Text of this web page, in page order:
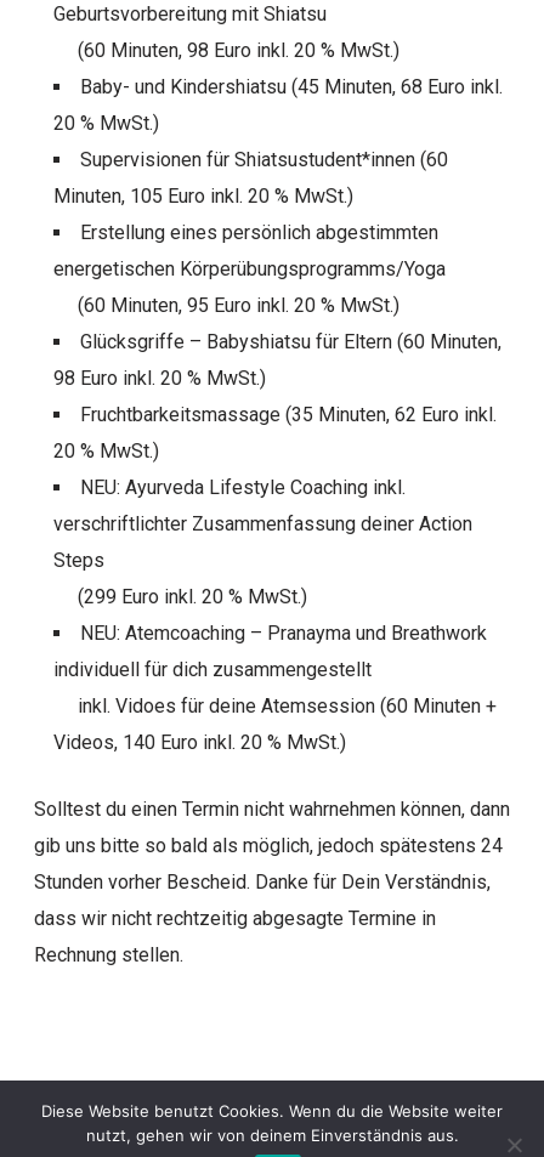
Geburtsvorbereitung mit Shiatsu
(60 Minuten, 98 Euro inkl. 20 % MwSt.)
Baby- und Kindershiatsu (45 Minuten, 68 Euro inkl.
20 % MwSt.)
Supervisionen für Shiatsustudent*innen (60
Minuten, 105 Euro inkl. 20 % MwSt.)
Erstellung eines persönlich abgestimmten
energetischen Körperübungsprogramms/Yoga
(60 Minuten, 95 Euro inkl. 20 % MwSt.)
Glücksgriffe – Babyshiatsu für Eltern (60 Minuten,
98 Euro inkl. 20 % MwSt.)
Fruchtbarkeitsmassage (35 Minuten, 62 Euro inkl.
20 % MwSt.)
NEU: Ayurveda Lifestyle Coaching inkl.
verschriftlichter Zusammenfassung deiner Action
Steps
(299 Euro inkl. 20 % MwSt.)
NEU: Atemcoaching – Pranayma und Breathwork
individuell für dich zusammengestellt
inkl. Vidoes für deine Atemsession (60 Minuten +
Videos, 140 Euro inkl. 20 % MwSt.)
Solltest du einen Termin nicht wahrnehmen können, dann
gib uns bitte so bald als möglich, jedoch spätestens 24
Stunden vorher Bescheid. Danke für Dein Verständnis,
dass wir nicht rechtzeitig abgesagte Termine in
Rechnung stellen.
Präsentiert von WordPress
Diese Website benutzt Cookies. Wenn du die Website weiter
nutzt, gehen wir von deinem Einverständnis aus.